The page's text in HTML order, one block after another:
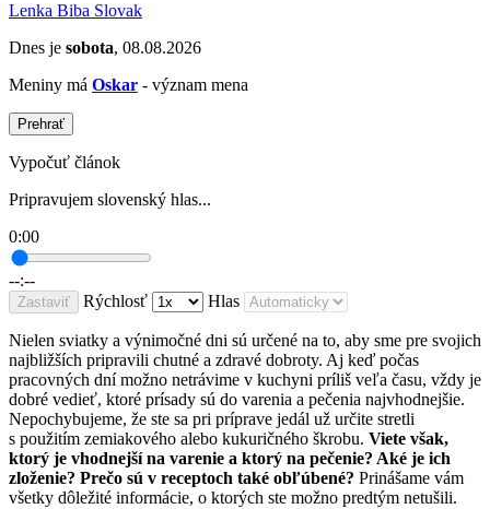
Lenka Biba Slovak
Dnes je sobota, 08.08.2026
Meniny má Oskar - význam mena
Prehrať
Vypočuť článok
Pripravujem slovenský hlas...
0:00
--:--
Zastaviť Rýchlosť Hlas
Nielen sviatky a výnimočné dni sú určené na to, aby sme pre svojich
najbližších pripravili chutné a zdravé dobroty. Aj keď počas
pracovných dní možno netrávime v kuchyni príliš veľa času, vždy je
dobré vedieť, ktoré prísady sú do varenia a pečenia najvhodnejšie.
Nepochybujeme, že ste sa pri príprave jedál už určite stretli
s použitím zemiakového alebo kukuričného škrobu. Viete však,
ktorý je vhodnejší na varenie a ktorý na pečenie? Aké je ich
zloženie? Prečo sú v receptoch také obľúbené? Prinášame vám
všetky dôležité informácie, o ktorých ste možno predtým netušili.